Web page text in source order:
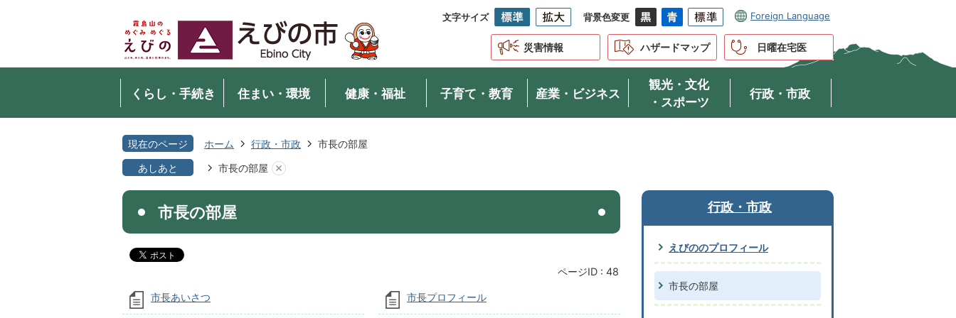
文字サイズ 背景色変更 Foreign Language
災害情報 ハザードマップ 日曜在宅医
くらし・手続き 住まい・環境 健康・福祉 子育て・教育 産業・ビジネス
観光・文化
・スポーツ
行政・市政
現在のページ ホーム 行政・市政
市長の部屋
あしあと
市長の部屋
市長の部屋
ページID : 48
市長あいさつ 市長プロフィール
行政・市政
えびののプロフィール
市長の部屋